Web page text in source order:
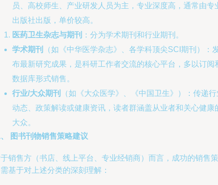
员、高校师生、产业研发人员为主，专业深度高，通常由专
出版社出版，单价较高。
医药卫生杂志与期刊
：分为学术期刊和行业期刊。
学术期刊
（如《中华医学杂志》、各学科顶尖SCI期刊）：
布最新研究成果，是科研工作者交流的核心平台，多以订阅
数据库形式销售。
行业/大众期刊
（如《大众医学》、《中国卫生》）：传递
动态、政策解读或健康资讯，读者群涵盖从业者和关心健康
大众。
图书刊物销售策略建议
销售方（书店、线上平台、专业经销商）而言，成功的销售策
基于对上述分类的深刻理解：